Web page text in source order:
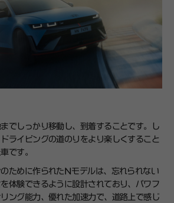
でしっかり移動し、到着することです。し
ライビングの道のりをより楽しくすること
です。
のために作られたNモデルは、忘れられない
体験できるように設計されており、パワフ
ング能力、優れた加速力で、道路上で感じ